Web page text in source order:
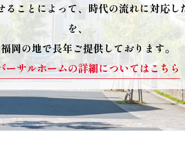
ることによって、時代の流れに対応
を、
岡の地で長年ご提供しております。
ーサルホームの詳細についてはこちら